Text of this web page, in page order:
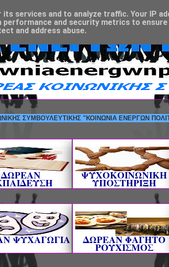
"ΚΟΙΝΩΝΙΑ ΕΝΕΡΓΩΝ ΠΟΛΙΤΩΝ" ---
ΔΩΡΕΑΝ ΨΥΧΟΚΟΙΝΩΝΙΚΗ
ΥΠΟΣΤΗΡΙΞΗ
ΨΥΧΑΓΩΓΙΑ ΔΩΡΕΑΝ ΦΑΓΗΤΟ
ΡΟΥΧΙΣΜΟΣ
services and to analyze traffic. Your IP
performance and security metrics to
and address abuse.